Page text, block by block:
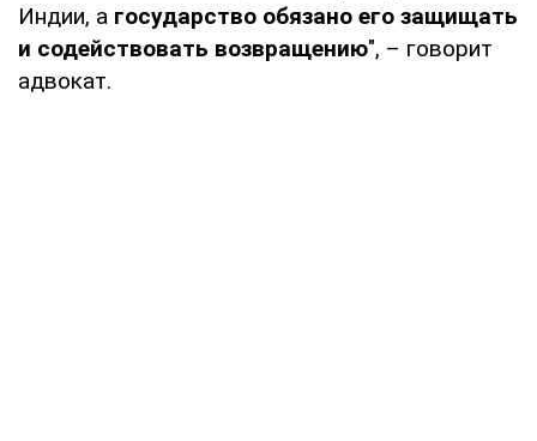
Индии, а государство обязано его защищать
и содействовать возвращению", – говорит
адвокат.